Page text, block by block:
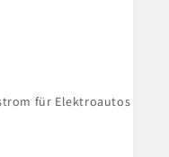
für Elektroautos